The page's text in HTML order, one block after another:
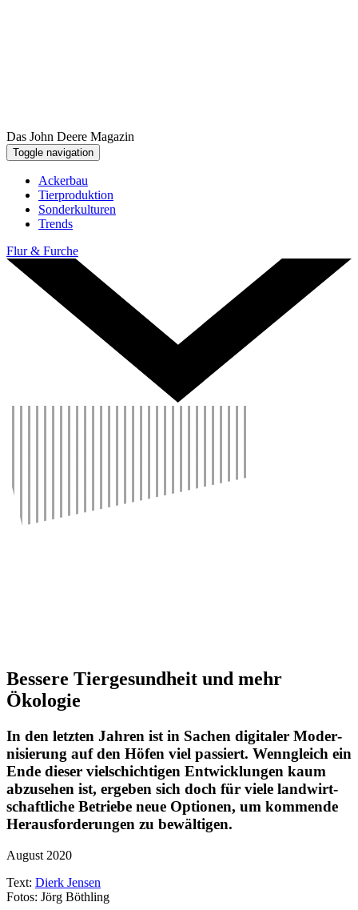
Das John Deere Magazin
Toggle navigation
Ackerbau
Tier­pro­duk­tion
Sonder­kul­turen
Trends
Flur & Furche
Bessere Tier­ge­sund­heit und mehr
Ökologie
In den letzten Jahren ist in Sachen digi­taler Moder­
ni­sie­rung auf den Höfen viel passiert. Wenn­gleich ein
Ende dieser viel­schich­tigen Entwick­lungen kaum
abzu­sehen ist, ergeben sich doch für viele land­wirt­
schaft­liche Betriebe neue Optionen, um kommende
Heraus­for­de­rungen zu bewäl­tigen.
August 2020
Text: Dierk Jensen
Fotos: Jörg Böthling